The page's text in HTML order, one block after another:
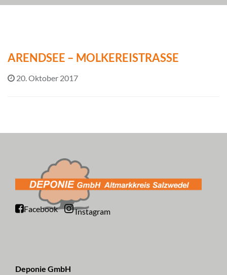
ARENDSEE – MOLKEREISTRASSE
20. Oktober 2017
Facebook Instagram
Deponie GmbH